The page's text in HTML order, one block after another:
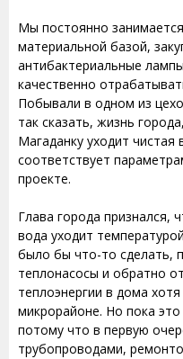
Мы постоянно
материальной базой,
антибактериальные
качественно
Побывали в одном из
так сказать, жизнь
Магаданку уходит
соответствует
проекте.
Глава города признался,
вода уходит
было бы что-то сделать,
теплонасосы и обратно
теплоэнергии в дома
микрорайоне. Но пока
потому что в первую
трубопроводами,